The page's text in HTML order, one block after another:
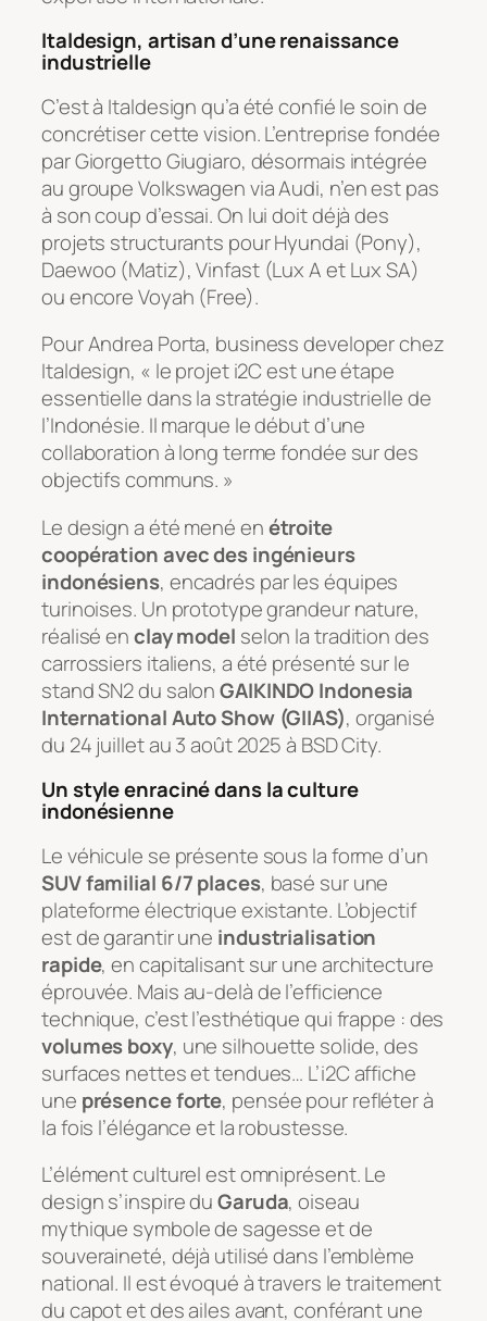
Italdesign, artisan d’une renaissance
industrielle
C’est à Italdesign qu’a été confié le soin de
concrétiser cette vision. L’entreprise fondée
par Giorgetto Giugiaro, désormais intégrée
au groupe Volkswagen via Audi, n’en est pas
à son coup d’essai. On lui doit déjà des
projets structurants pour Hyundai (Pony),
Daewoo (Matiz), Vinfast (Lux A et Lux SA)
ou encore Voyah (Free).
Pour Andrea Porta, business developer chez
Italdesign, « le projet i2C est une étape
essentielle dans la stratégie industrielle de
l’Indonésie. Il marque le début d’une
collaboration à long terme fondée sur des
objectifs communs. »
Le design a été mené enétroite
coopération avec des ingénieurs
indonésiens, encadrés par les équipes
turinoises. Un prototype grandeur nature,
réalisé enclay model selon la tradition des
carrossiers italiens, a été présenté sur le
stand SN2 du salonGAIKINDO Indonesia
International Auto Show (GIIAS), organisé
du 24 juillet au 3 août 2025 à BSD City.
Un style enraciné dans la culture
indonésienne
Le véhicule se présente sous la forme d’un
SUV familial 6/7 places, basé sur une
plateforme électrique existante. L’objectif
est de garantir une industrialisation
rapide, en capitalisant sur une architecture
éprouvée. Mais au-delà de l’efficience
technique, c’est l’esthétique qui frappe : des
volumes boxy, une silhouette solide, des
surfaces nettes et tendues… L’i2C affiche
une présence forte, pensée pour refléter à
la fois l’élégance et la robustesse.
L’élément culturel est omniprésent. Le
design s’inspire duGaruda, oiseau
mythique symbole de sagesse et de
souveraineté, déjà utilisé dans l’emblème
national. Il est évoqué à travers le traitement
du capot et des ailes avant, conférant une